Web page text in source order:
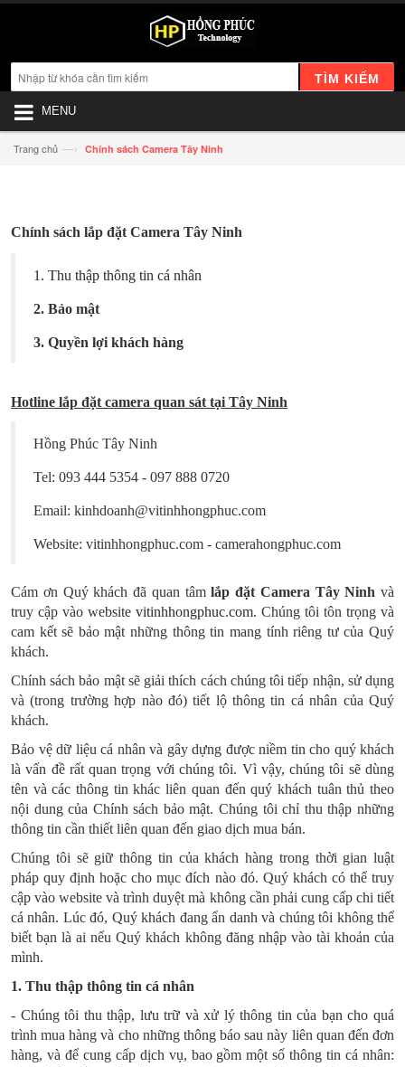
TÌM KIẾM
MENU
Trang chủ —› Chính sách Camera Tây Ninh
Chính sách lắp đặt Camera Tây Ninh
1. Thu thập thông tin cá nhân
2. Bảo mật
3. Quyền lợi khách hàng
Hotline lắp đặt camera quan sát tại Tây Ninh
Hồng Phúc Tây Ninh
Tel: 093 444 5354 - 097 888 0720
Email: kinhdoanh@vitinhhongphuc.com
Website: vitinhhongphuc.com - camerahongphuc.com
Cám ơn Quý khách đã quan tâmlắp đặt Camera Tây Ninh và
truy cập vào website vitinhhongphuc.com. Chúng tôi tôn trọng và
cam kết sẽ bảo mật những thông tin mang tính riêng tư của Quý
khách.
Chính sách bảo mật sẽ giải thích cách chúng tôi tiếp nhận, sử dụng
và (trong trường hợp nào đó) tiết lộ thông tin cá nhân của Quý
khách.
Bảo vệ dữ liệu cá nhân và gây dựng được niềm tin cho quý khách
là vấn đề rất quan trọng với chúng tôi. Vì vậy, chúng tôi sẽ dùng
tên và các thông tin khác liên quan đến quý khách tuân thủ theo
nội dung của Chính sách bảo mật. Chúng tôi chỉ thu thập những
thông tin cần thiết liên quan đến giao dịch mua bán.
Chúng tôi sẽ giữ thông tin của khách hàng trong thời gian luật
pháp quy định hoặc cho mục đích nào đó. Quý khách có thể truy
cập vào website và trình duyệt mà không cần phải cung cấp chi tiết
cá nhân. Lúc đó, Quý khách đang ẩn danh và chúng tôi không thể
biết bạn là ai nếu Quý khách không đăng nhập vào tài khoản của
mình.
1. Thu thập thông tin cá nhân
- Chúng tôi thu thập, lưu trữ và xử lý thông tin của bạn cho quá
trình mua hàng và cho những thông báo sau này liên quan đến đơn
hàng, và để cung cấp dịch vụ, bao gồm một số thông tin cá nhân: